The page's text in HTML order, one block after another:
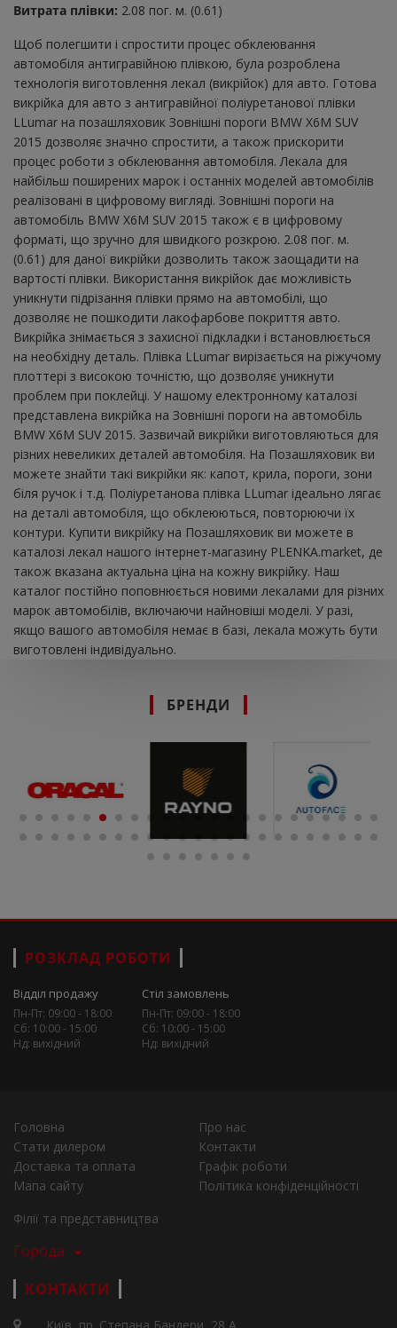
Витрата плівки: 2.08 пог. м. (0.61)
Щоб полегшити і спростити процес обклеювання
автомобіля антигравійною плівкою, була розроблена
технологія виготовлення лекал (викрійок) для авто. Готова
викрійка для авто з антигравійної поліуретанової плівки
LLumar на позашляховик Зовнішні пороги BMW X6M SUV
2015 дозволяє значно спростити, а також прискорити
процес роботи з обклеювання автомобіля. Лекала для
найбільш поширених марок і останніх моделей автомобілів
реалізовані в цифровому вигляді. Зовнішні пороги на
автомобіль BMW X6M SUV 2015 також є в цифровому
форматі, що зручно для швидкого розкрою. 2.08 пог. м.
(0.61) для даної викрійки дозволить також заощадити на
вартості плівки. Використання викрійок дає можливість
уникнути підрізання плівки прямо на автомобілі, що
дозволяє не пошкодити лакофарбове покриття авто.
Викрійка знімається з захисної підкладки і встановлюється
на необхідну деталь. Плівка LLumar вирізається на ріжучому
плоттері з високою точністю, що дозволяє уникнути
проблем при поклейці. У нашому електронному каталозі
представлена ​​викрійка на Зовнішні пороги на автомобіль
BMW X6M SUV 2015. Зазвичай викрійки виготовляються для
різних невеликих деталей автомобіля. На Позашляховик ви
можете знайти такі викрійки як: капот, крила, пороги, зони
біля ручок і т.д. Поліуретанова плівка LLumar ідеально лягає
на деталі автомобіля, що обклеюються, повторюючи їх
контури. Купити викрійку на Позашляховик ви можете в
каталозі лекал нашого інтернет-магазину PLENKA.market, де
також вказана актуальна ціна на кожну викрійку. Наш
каталог постійно поповнюється новими лекалами для різних
марок автомобілів, включаючи найновіші моделі. У разі,
якщо вашого автомобіля немає в базі, лекала можуть бути
виготовлені індивідуально.
БРЕНДИ
РОЗКЛАД РОБОТИ
Відділ продажу
Пн-Пт: 09:00 - 18:00
Сб: 10:00 - 15:00
Нд: вихідний
Стіл замовлень
Пн-Пт: 09:00 - 18:00
Сб: 10:00 - 15:00
Нд: вихідний
Головна
Про нас
Стати дилером
Контакти
Доставка та оплата
Графік роботи
Мапа сайту
Політика конфіденційності
Філії та представництва
Города
КОНТАКТИ